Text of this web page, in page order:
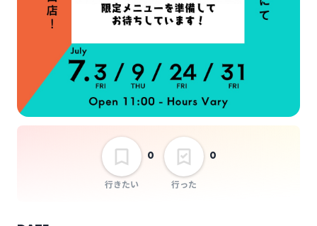
行きたい
0
行った
0